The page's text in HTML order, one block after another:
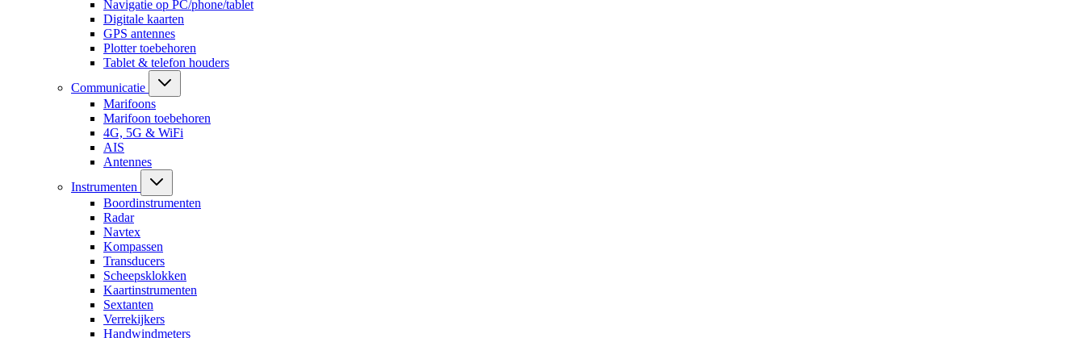
Navigatie op PC/phone/tablet
Digitale kaarten
GPS antennes
Plotter toebehoren
Tablet & telefon houders
Communicatie
Marifoons
Marifoon toebehoren
4G, 5G & WiFi
AIS
Antennes
Instrumenten
Boordinstrumenten
Radar
Navtex
Kompassen
Transducers
Scheepsklokken
Kaartinstrumenten
Sextanten
Verrekijkers
Handwindmeters